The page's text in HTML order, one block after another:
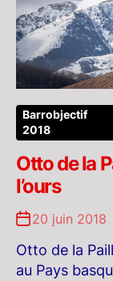
Barrobjectif
2018
Otto de la
l’ours
20 juin 2018
Otto de la
au Pays